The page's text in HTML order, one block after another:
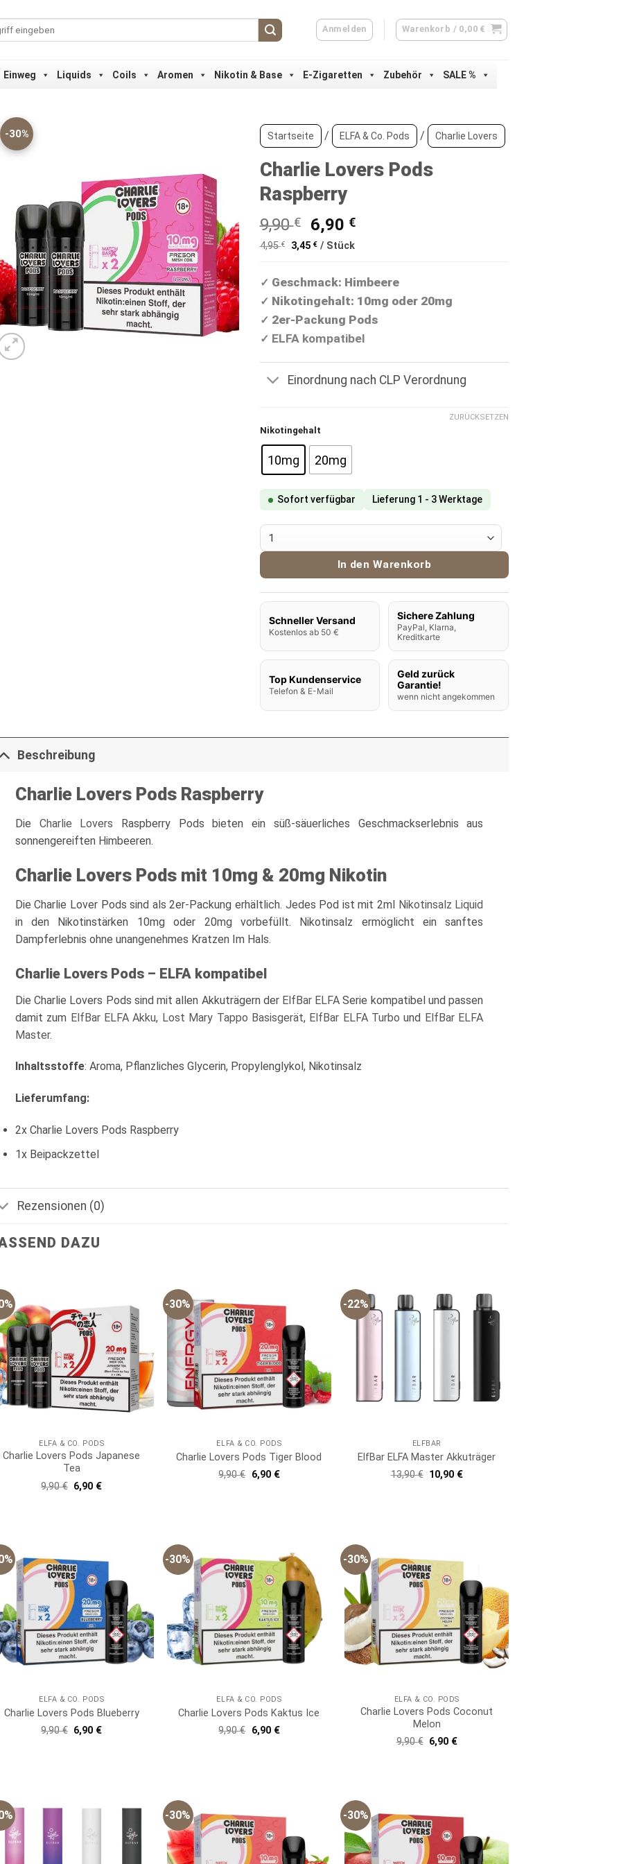
Anmelden Warenkorb / 0,00 €
Einweg Liquids Coils Aromen Nikotin & Base E-Zigaretten Zubehör SALE %
-30% Startseite / ELFA & Co. Pods / Charlie Lovers
Charlie Lovers Pods
Raspberry
9,90€
Ursprünglicher
Preis
9,90 €
6,90 €Aktueller
Preis
6,90 €.
4,95€ 3,45 €/ Stück
✓ Geschmack: Himbeere
✓ Nikotingehalt: 10mg oder 20mg
✓ 2er-Packung Pods
✓ ELFA kompatibel
Einordnung nach CLP Verordnung
Nikotingehalt
10mg 20mg
ZURÜCKSETZEN
Sofort verfügbar Lieferung 1 - 3 Werktage
Charlie Lovers Pods Raspberry Menge
In den Warenkorb
Schneller Versand
Kostenlos ab 50 €
Sichere Zahlung
PayPal, Klarna,
Kreditkarte
Top Kundenservice
Telefon & E-Mail
Geld zurück
Garantie!
wenn nicht angekommen
Beschreibung
Charlie Lovers Pods Raspberry
Die Charlie Lovers Raspberry Pods bieten ein süß-säuerliches Geschmackserlebnis aus
sonnengereiften Himbeeren.
Charlie Lovers Pods mit 10mg & 20mg Nikotin
Die Charlie Lover Pods sind als 2er-Packung erhältlich. Jedes Pod ist mit 2ml Nikotinsalz Liquid
in den Nikotinstärken 10mg oder 20mg vorbefüllt. Nikotinsalz ermöglicht ein sanftes
Dampferlebnis ohne unangenehmes Kratzen Im Hals.
Charlie Lovers Pods – ELFA kompatibel
Die Charlie Lovers Pods sind mit allen Akkuträgern der ElfBar ELFA Serie kompatibel und passen
damit zum ElfBar ELFA Akku, Lost Mary Tappo Basisgerät, ElfBar ELFA Turbo und ElfBar ELFA
Master.
Inhaltsstoffe: Aroma, Pflanzliches Glycerin, Propylenglykol, Nikotinsalz
Lieferumfang:
2x Charlie Lovers Pods Raspberry
1x Beipackzettel
Rezensionen (0)
DAZU
ELFA & CO. PODS
Charlie Lovers Pods Japanese
Tea
9,90€ Ursprünglicher
Preis
6,90 €Aktueller
-30%
ELFA & CO. PODS
Charlie Lovers Pods Tiger Blood
9,90€ Ursprünglicher
Preis
6,90 €Aktueller
-22%
ELFBAR
ElfBar ELFA Master Akkuträger
13,90€ Ursprünglicher
Preis
10,90 €Aktueller
ELFA & CO. PODS
Charlie Lovers Pods Blueberry
9,90€ Ursprünglicher
Preis
6,90 €Aktueller
-30%
ELFA & CO. PODS
Charlie Lovers Pods Kaktus Ice
9,90€ Ursprünglicher
Preis
6,90 €Aktueller
-30%
ELFA & CO. PODS
Charlie Lovers Pods Coconut
Melon
9,90€ Ursprünglicher
Preis
6,90 €Aktueller
-30% -30%